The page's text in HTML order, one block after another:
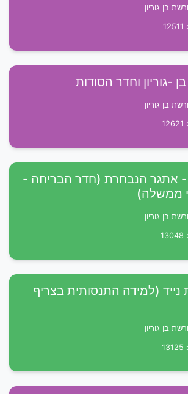
בן גוריון
-גוריון וחדר הסודות
בן גוריון
אתגר הנבחרת (חדר הבריחה -
ממשלה)
בן גוריון
נייד (למידה התנסותית בצריף
בן גוריון